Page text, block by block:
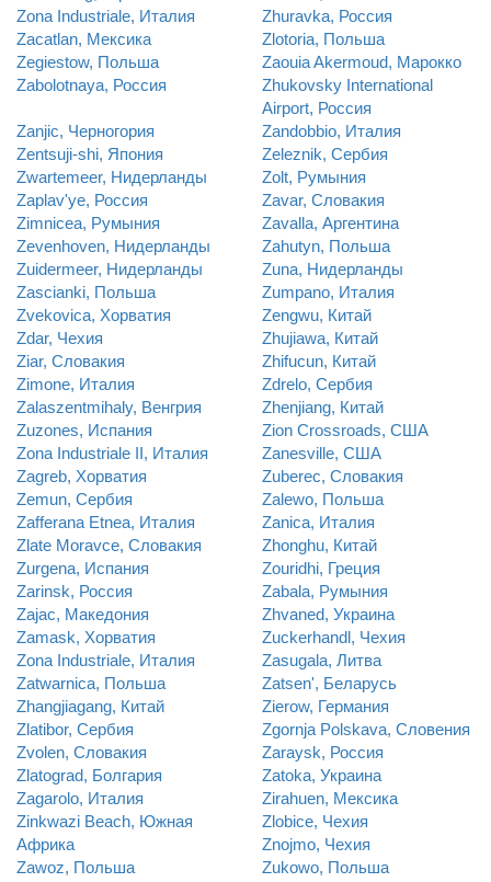
Zona Industriale, Италия
Zhuravka, Россия
Zacatlan, Мексика
Zlotoria, Польша
Zegiestow, Польша
Zaouia Akermoud, Марокко
Zabolotnaya, Россия
Zhukovsky International
Airport, Россия
Zanjic, Черногория
Zandobbio, Италия
Zentsuji-shi, Япония
Zeleznik, Сербия
Zwartemeer, Нидерланды
Zolt, Румыния
Zaplav'ye, Россия
Zavar, Словакия
Zimnicea, Румыния
Zavalla, Аргентина
Zevenhoven, Нидерланды
Zahutyn, Польша
Zuidermeer, Нидерланды
Zuna, Нидерланды
Zascianki, Польша
Zumpano, Италия
Zvekovica, Хорватия
Zengwu, Китай
Zdar, Чехия
Zhujiawa, Китай
Ziar, Словакия
Zhifucun, Китай
Zimone, Италия
Zdrelo, Сербия
Zalaszentmihaly, Венгрия
Zhenjiang, Китай
Zuzones, Испания
Zion Crossroads, США
Zona Industriale II, Италия
Zanesville, США
Zagreb, Хорватия
Zuberec, Словакия
Zemun, Сербия
Zalewo, Польша
Zafferana Etnea, Италия
Zanica, Италия
Zlate Moravce, Словакия
Zhonghu, Китай
Zurgena, Испания
Zouridhi, Греция
Zarinsk, Россия
Zabala, Румыния
Zajac, Македония
Zhvaned, Украина
Zamask, Хорватия
Zuckerhandl, Чехия
Zona Industriale, Италия
Zasugala, Литва
Zatwarnica, Польша
Zatsen', Беларусь
Zhangjiagang, Китай
Zierow, Германия
Zlatibor, Сербия
Zgornja Polskava, Словения
Zvolen, Словакия
Zaraysk, Россия
Zlatograd, Болгария
Zatoka, Украина
Zagarolo, Италия
Zirahuen, Мексика
Zinkwazi Beach, Южная
Африка
Zlobice, Чехия
Znojmo, Чехия
Zawoz, Польша
Zukowo, Польша